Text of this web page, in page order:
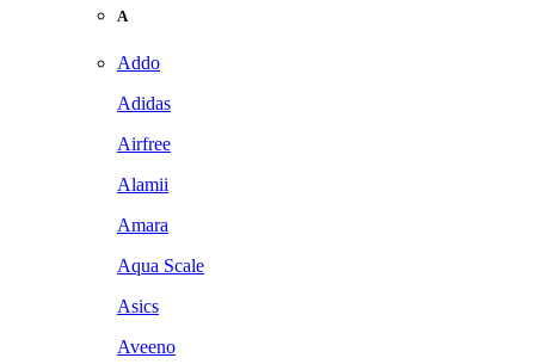
A
Addo
Adidas
Airfree
Alamii
Amara
Aqua Scale
Asics
Aveeno